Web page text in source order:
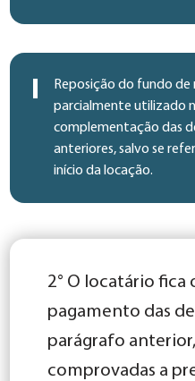
I
Reposição do fundo
parcialmente utilizado
complementação das
anteriores, salvo se
início da locação.
2° O locatário fica
pagamento das
parágrafo
comprovadas a